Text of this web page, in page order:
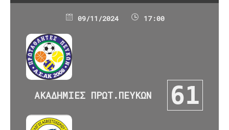
09/11/2024 17:00
ΑΚΑΔΗΜΙΕΣ ΠΡΩΤ.ΠΕΥΚΩΝ 61